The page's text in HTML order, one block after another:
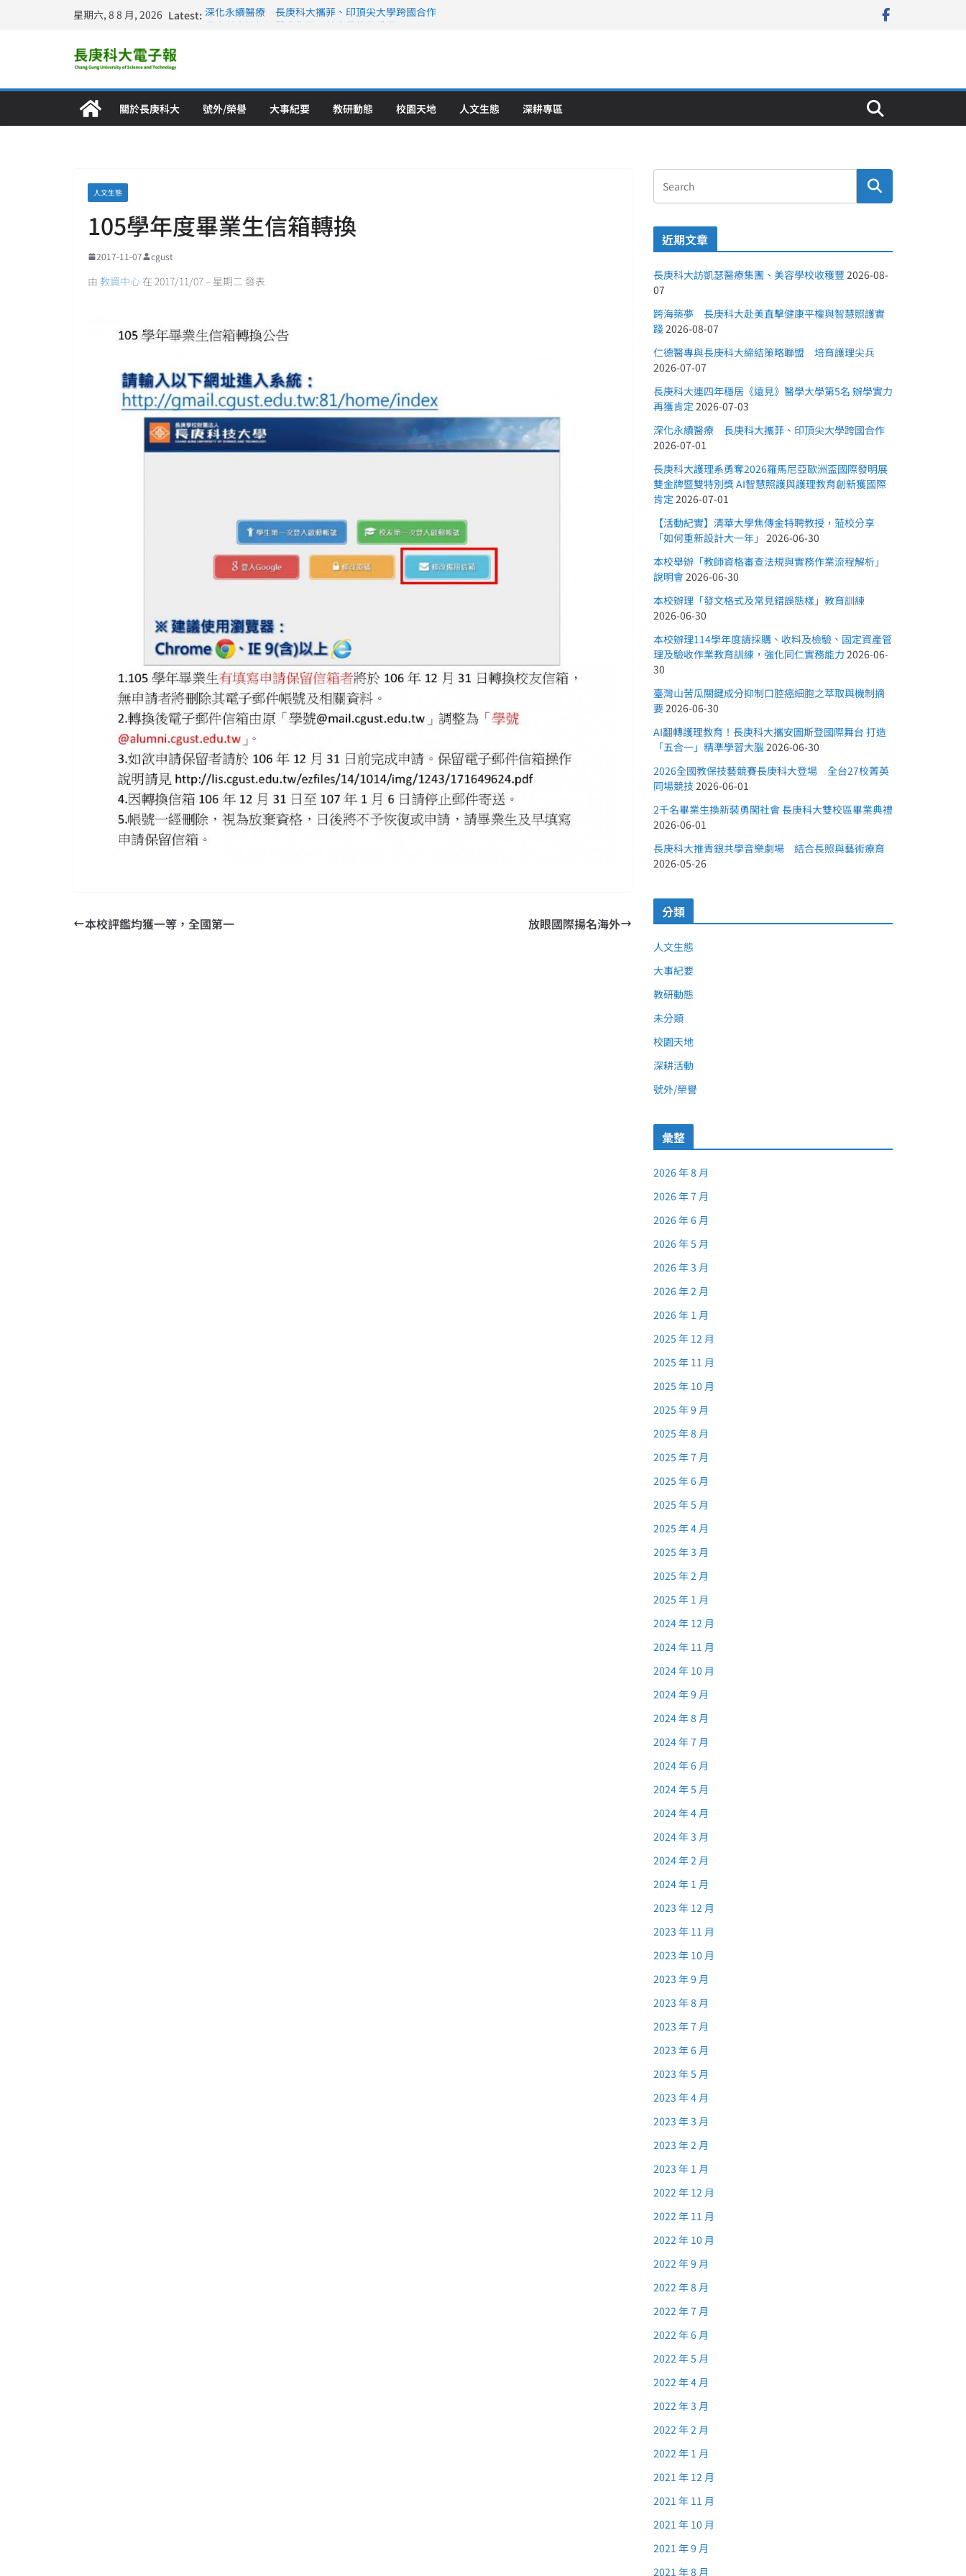
星期六, 8 8 月, 2026 Latest: 深化永續醫療 長庚科大攜菲、印頂尖大學跨國合作
關於長庚科大 號外/榮譽 大事紀要 教研動態 校園天地 人文生態 深耕專區
人文生態
105學年度畢業生信箱轉換
2017-11-07 cgust
由 教資中心 在 2017/11/07 – 星期二 發表
本校評鑑均獲一等，全國第一 放眼國際揚名海外
近期文章
長庚科大訪凱瑟醫療集團、美容學校收穫豐 2026-08-
07
跨海築夢 長庚科大赴美直擊健康平權與智慧照護實
踐2026-08-07
仁德醫專與長庚科大締結策略聯盟 培育護理尖兵
2026-07-07
長庚科大連四年穩居《遠見》醫學大學第5名 辦學實力
再獲肯定 2026-07-03
深化永續醫療 長庚科大攜菲、印頂尖大學跨國合作
2026-07-01
長庚科大護理系勇奪2026羅馬尼亞歐洲盃國際發明展
雙金牌暨雙特別獎 AI智慧照護與護理教育創新獲國際
肯定 2026-07-01
【活動紀實】清華大學焦傳金特聘教授，蒞校分享
「如何重新設計大一年」 2026-06-30
本校舉辦「教師資格審查法規與實務作業流程解析」
說明會2026-06-30
本校辦理「發文格式及常見錯誤態樣」教育訓練
2026-06-30
本校辦理114學年度請採購、收料及檢驗、固定資產管
理及驗收作業教育訓練，強化同仁實務能力 2026-06-
30
臺灣山苦瓜關鍵成分抑制口腔癌細胞之萃取與機制摘
要2026-06-30
AI翻轉護理教育！長庚科大攜安圖斯登國際舞台 打造
「五合一」精準學習大腦 2026-06-30
2026全國教保技藝競賽長庚科大登場 全台27校菁英
同場競技 2026-06-01
2千名畢業生換新裝勇闖社會 長庚科大雙校區畢業典禮
2026-06-01
長庚科大推青銀共學音樂劇場 結合長照與藝術療育
2026-05-26
分類
人文生態
大事紀要
教研動態
未分類
校園天地
深耕活動
號外/榮譽
彙整
2026 年 8 月
2026 年 7 月
2026 年 6 月
2026 年 5 月
2026 年 3 月
2026 年 2 月
2026 年 1 月
2025 年 12 月
2025 年 11 月
2025 年 10 月
2025 年 9 月
2025 年 8 月
2025 年 7 月
2025 年 6 月
2025 年 5 月
2025 年 4 月
2025 年 3 月
2025 年 2 月
2025 年 1 月
2024 年 12 月
2024 年 11 月
2024 年 10 月
2024 年 9 月
2024 年 8 月
2024 年 7 月
2024 年 6 月
2024 年 5 月
2024 年 4 月
2024 年 3 月
2024 年 2 月
2024 年 1 月
2023 年 12 月
2023 年 11 月
2023 年 10 月
2023 年 9 月
2023 年 8 月
2023 年 7 月
2023 年 6 月
2023 年 5 月
2023 年 4 月
2023 年 3 月
2023 年 2 月
2023 年 1 月
2022 年 12 月
2022 年 11 月
2022 年 10 月
2022 年 9 月
2022 年 8 月
2022 年 7 月
2022 年 6 月
2022 年 5 月
2022 年 4 月
2022 年 3 月
2022 年 2 月
2022 年 1 月
2021 年 12 月
2021 年 11 月
2021 年 10 月
2021 年 9 月
2021 年 8 月